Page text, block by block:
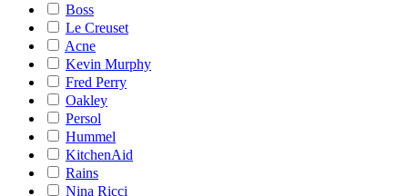
Boss
Le Creuset
Acne
Kevin Murphy
Fred Perry
Oakley
Persol
Hummel
KitchenAid
Rains
Nina Ricci